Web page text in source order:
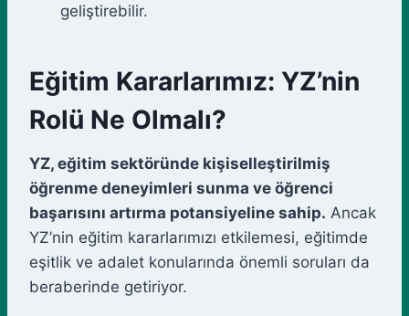
geliştirebilir.
Eğitim Kararlarımız: YZ’nin
Rolü Ne Olmalı?
YZ, eğitim sektöründe kişiselleştirilmiş
öğrenme deneyimleri sunma ve öğrenci
başarısını artırma potansiyeline sahip. Ancak
YZ’nin eğitim kararlarımızı etkilemesi, eğitimde
eşitlik ve adalet konularında önemli soruları da
beraberinde getiriyor.